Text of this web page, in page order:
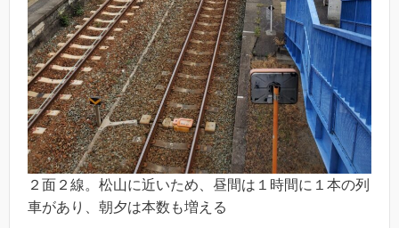
２面２線。松山に近いため、昼間は１時間に１本の列
車があり、朝夕は本数も増える